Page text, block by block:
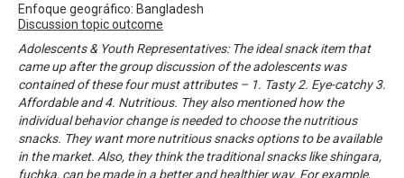
Enfoque geográfico: Bangladesh
Discussion topic outcome
Adolescents & Youth Representatives: The ideal snack item that
came up after the group discussion of the adolescents was
contained of these four must attributes – 1. Tasty 2. Eye-catchy 3.
Affordable and 4. Nutritious. They also mentioned how the
individual behavior change is needed to choose the nutritious
snacks. They want more nutritious snacks options to be available
in the market. Also, they think the traditional snacks like shingara,
fuchka, can be made in a better and healthier way. For example,